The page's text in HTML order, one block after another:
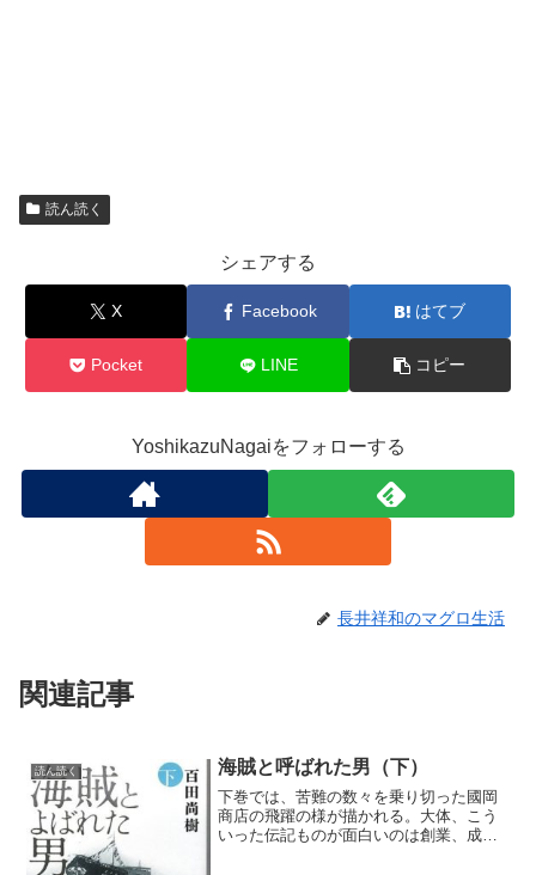
読ん読く
シェアする
X Facebook はてブ
Pocket LINE コピー
YoshikazuNagaiをフォローする
長井祥和のマグロ生活
関連記事
読ん読く 海賊と呼ばれた男（下）
下巻では、苦難の数々を乗り切った國岡
商店の飛躍の様が描かれる。大体、こう
いった伝記ものが面白いのは創業、成長